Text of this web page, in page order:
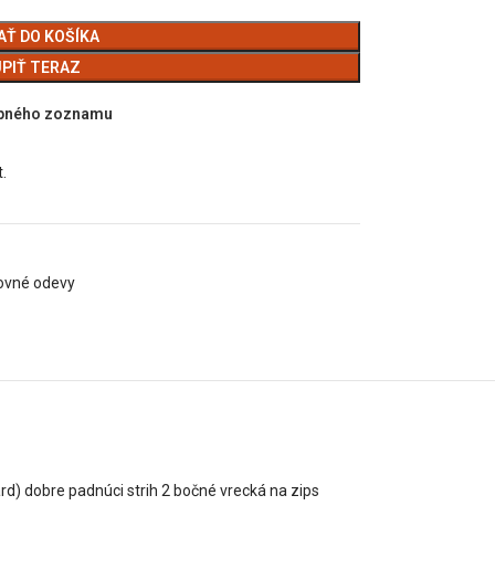
DO KOŠÍKA
TERAZ
zoznamu
odevy
dobre padnúci strih 2 bočné vrecká na zips